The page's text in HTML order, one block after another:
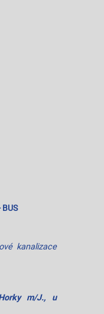
BUS
kanalizace
m/J., u